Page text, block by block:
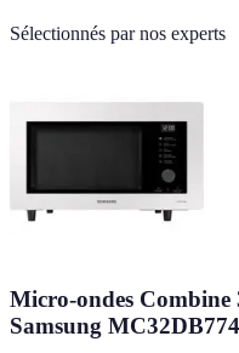
Sélectionnés par nos experts
Micro-ondes Combine
Samsung